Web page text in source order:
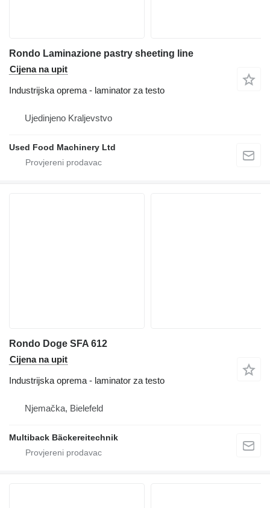
Rondo Laminazione pastry sheeting line
Cijena na upit
Industrijska oprema - laminator za testo
Ujedinjeno Kraljevstvo
Used Food Machinery Ltd
Rondo Doge SFA 612
Cijena na upit
Industrijska oprema - laminator za testo
Njemačka, Bielefeld
Multiback Bäckereitechnik